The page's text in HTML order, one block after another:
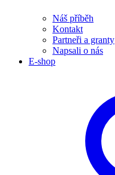
Náš příběh
Kontakt
Partneři a granty
Napsali o nás
E-shop